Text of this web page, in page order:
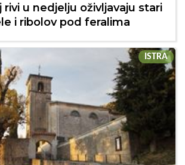
rivi u nedjelju oživljavaju stari
i ribolov pod feralima
ISTRA